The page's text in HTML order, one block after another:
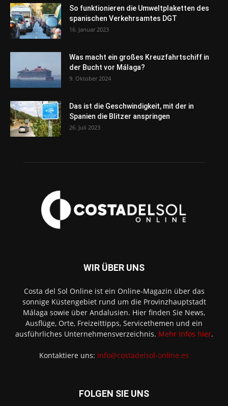
So funktionieren die Umweltplaketten des
spanischen Verkehrsamtes DGT
16. Januar 2023
Was macht ein großes Kreuzfahrtschiff in
der Bucht vor Málaga?
9. Oktober 2024
Das ist die Geschwindigkeit, mit der in
Spanien die Blitzer anspringen
26. Juli 2023
WIR ÜBER UNS
Costa del Sol Online ist ein Online-Magazin über das
sonnige Küstengebiet rund um die Provinzhauptstadt
Málaga sowie über Andalusien. Hier finden Sie News,
Ausflüge, Orte, Freizeittipps, Servicethemen und ein
ausführliches Unternehmensverzeichnis. Mehr Infos hier.
Kontaktiere uns: info@costadelsol-online.es
FOLGEN SIE UNS